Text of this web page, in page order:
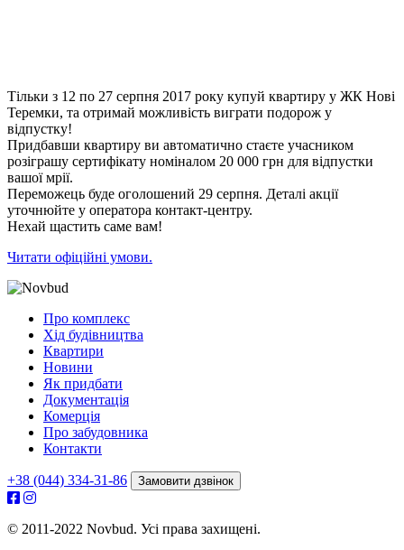
Тільки з 12 по 27 серпня 2017 року купуй квартиру у ЖК Нові
Теремки, та отримай можливість виграти подорож у
відпустку!
Придбавши квартиру ви автоматично стаєте учасником
розіграшу сертифікату номіналом 20 000 грн для відпустки
вашої мрії.
Переможець буде оголошений 29 серпня. Деталі акції
уточнюйте у оператора контакт-центру.
Нехай щастить саме вам!
Читати офіційні умови.
Про комплекс
Хід будівництва
Квартири
Новини
Як придбати
Документація
Комерція
Про забудовника
Контакти
+38 (044) 334-31-86 Замовити дзвінок
© 2011-2022 Novbud. Усі права захищені.